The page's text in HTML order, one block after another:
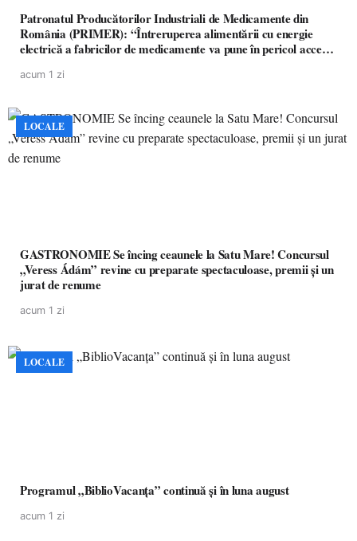
Patronatul Producătorilor Industriali de Medicamente din
România (PRIMER): “Întreruperea alimentării cu energie
electrică a fabricilor de medicamente va pune în pericol accesul
acum 1 zi
LOCALE
GASTRONOMIE Se încing ceaunele la Satu Mare! Concursul
„Veress Ádám” revine cu preparate spectaculoase, premii și un
jurat de renume
acum 1 zi
LOCALE
Programul „BiblioVacanța” continuă și în luna august
acum 1 zi